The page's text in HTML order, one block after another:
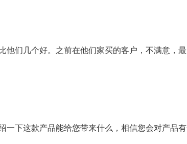
们几个好。之前在他们家买的客户，不满意，
下这款产品能给您带来什么，相信您会对产品